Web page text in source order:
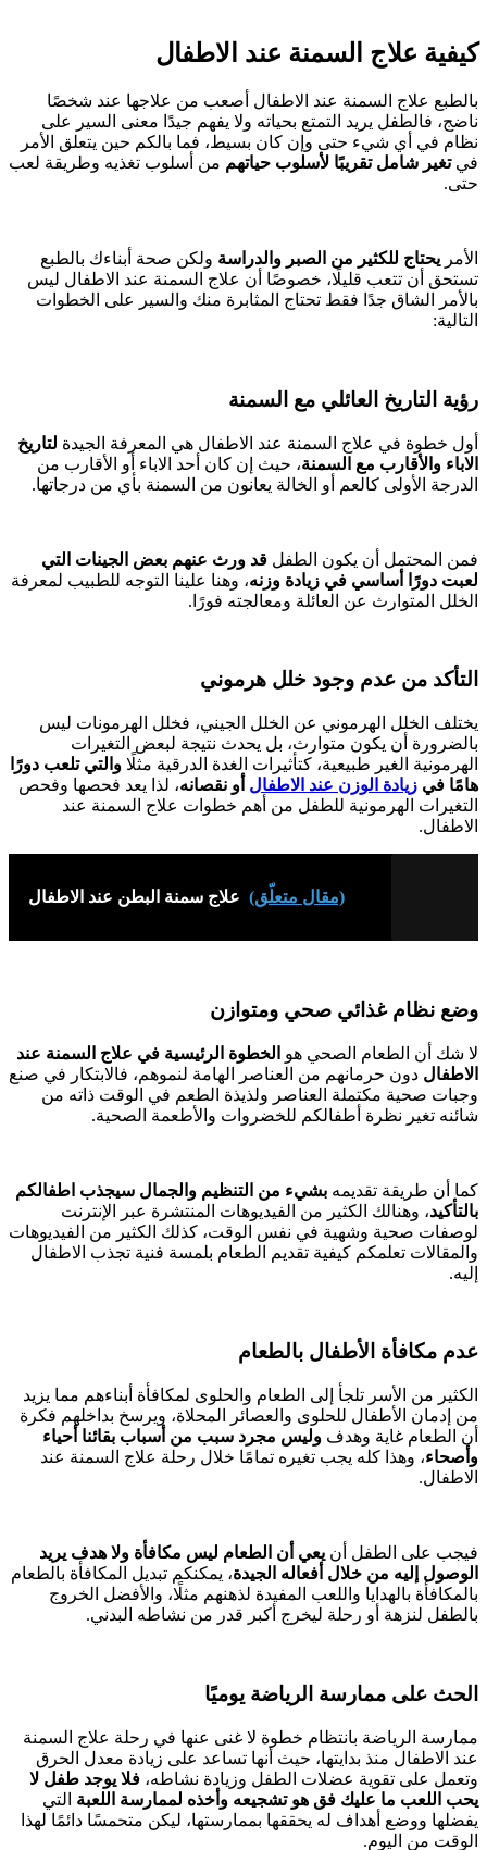
كيفية علاج السمنة عند الاطفال
بالطبع علاج السمنة عند الاطفال أصعب من علاجها عند شخصًا
ناضج، فالطفل يريد التمتع بحياته ولا يفهم جيدًا معنى السير على
نظام في أي شيء حتى وإن كان بسيط، فما بالكم حين يتعلق الأمر
فيتغير شامل تقريبًا لأسلوب حياتهم من أسلوب تغذيه وطريقة لعب
حتى.
الأمر يحتاج للكثير من الصبر والدراسة ولكن صحة أبناءك بالطبع
تستحق أن تتعب قليلًا، خصوصًا أن علاج السمنة عند الاطفال ليس
بالأمر الشاق جدًا فقط تحتاج المثابرة منك والسير على الخطوات
التالية:
رؤية التاريخ العائلي مع السمنة
أول خطوة في علاج السمنة عند الاطفال هي المعرفة الجيدة لتاريخ
الاباء والأقارب مع السمنة، حيث إن كان أحد الاباء أو الأقارب من
الدرجة الأولى كالعم أو الخالة يعانون من السمنة بأي من درجاتها.
فمن المحتمل أن يكون الطفل قد ورث عنهم بعض الجينات التي
لعبت دورًا أساسي في زيادة وزنه، وهنا علينا التوجه للطبيب لمعرفة
الخلل المتوارث عن العائلة ومعالجته فورًا.
التأكد من عدم وجود خلل هرموني
يختلف الخلل الهرموني عن الخلل الجيني، فخلل الهرمونات ليس
بالضرورة أن يكون متوارث، بل يحدث نتيجة لبعض التغيرات
الهرمونية الغير طبيعية، كتأثيرات الغدة الدرقية مثلًا والتي تلعب دورًا
هامًا في زيادة الوزن عند الاطفال أو نقصانه، لذا يعد فحصها وفحص
التغيرات الهرمونية للطفل من أهم خطوات علاج السمنة عند
الاطفال.
(مقال متعلّق) علاج سمنة البطن عند الاطفال
وضع نظام غذائي صحي ومتوازن
لا شك أن الطعام الصحي هو الخطوة الرئيسية في علاج السمنة عند
الاطفال دون حرمانهم من العناصر الهامة لنموهم، فالابتكار في صنع
وجبات صحية مكتملة العناصر ولذيذة الطعم في الوقت ذاته من
شائنه تغير نظرة أطفالكم للخضروات والأطعمة الصحية.
كما أن طريقة تقديمه بشيء من التنظيم والجمال سيجذب اطفالكم
بالتأكيد، وهنالك الكثير من الفيديوهات المنتشرة عبر الإنترنت
لوصفات صحية وشهية في نفس الوقت، كذلك الكثير من الفيديوهات
والمقالات تعلمكم كيفية تقديم الطعام بلمسة فنية تجذب الاطفال
إليه.
عدم مكافأة الأطفال بالطعام
الكثير من الأسر تلجأ إلى الطعام والحلوى لمكافأة أبناءهم مما يزيد
من إدمان الأطفال للحلوى والعصائر المحلاة، ويرسخ بداخلهم فكرة
أن الطعام غاية وهدف وليس مجرد سبب من أسباب بقائنا أحياء
وأصحاء، وهذا كله يجب تغيره تمامًا خلال رحلة علاج السمنة عند
الاطفال.
فيجب على الطفل أن يعي أن الطعام ليس مكافأة ولا هدف يريد
الوصول إليه من خلال أفعاله الجيدة، يمكنكم تبديل المكافأة بالطعام
بالمكافأة بالهدايا واللعب المفيدة لذهنهم مثلًا، والأفضل الخروج
بالطفل لنزهة أو رحلة ليخرج أكبر قدر من نشاطه البدني.
الحث على ممارسة الرياضة يوميًا
ممارسة الرياضة بانتظام خطوة لا غنى عنها في رحلة علاج السمنة
عند الاطفال منذ بدايتها، حيث أنها تساعد على زيادة معدل الحرق
وتعمل على تقوية عضلات الطفل وزيادة نشاطه، فلا يوجد طفل لا
يحب اللعب ما عليك فق هو تشجيعه وأخذه لممارسة اللعبة التي
يفضلها ووضع أهداف له يحققها بممارستها، ليكن متحمسًا دائمًا لهذا
الوقت من اليوم.